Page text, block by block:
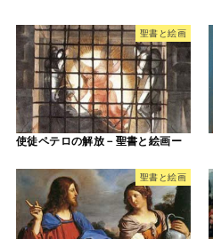
聖書と絵画
使徒ペテロの解放－聖書と絵画ー
聖書と絵画